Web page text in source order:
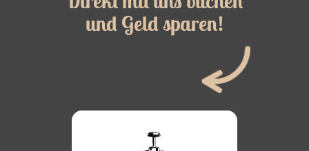
und Geld sparen!